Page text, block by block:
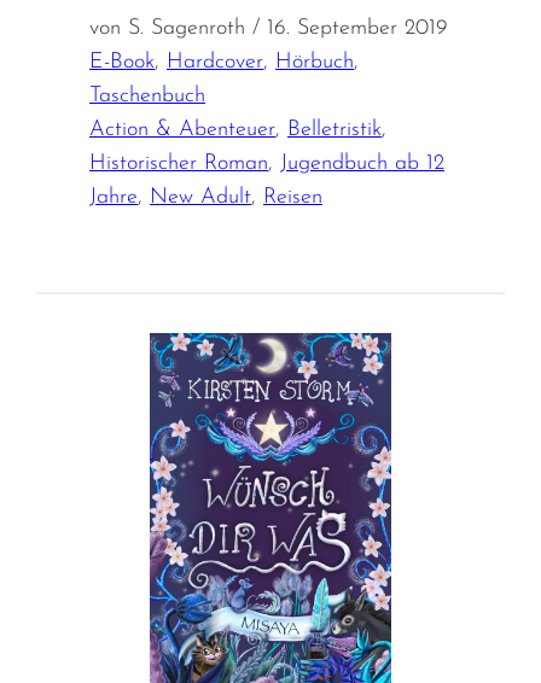
von S. Sagenroth / 16. September 2019
E-Book, Hardcover, Hörbuch,
Taschenbuch
Action & Abenteuer, Belletristik,
Historischer Roman, Jugendbuch ab 12
Jahre, New Adult, Reisen